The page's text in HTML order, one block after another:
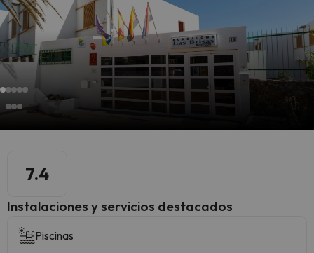
7.4
Instalaciones y servicios destacados
Piscinas